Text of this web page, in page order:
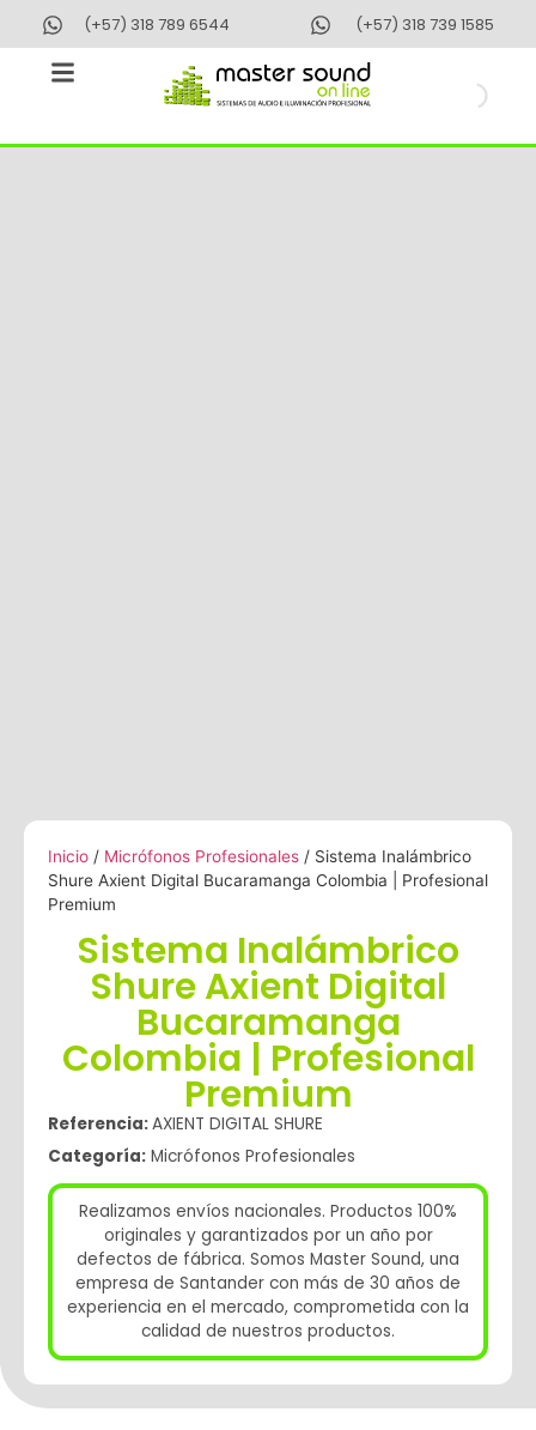
contenido
(+57) 318 789 6544 (+57) 318 739 1585
Inicio / Micrófonos Profesionales / Sistema Inalámbrico
Shure Axient Digital Bucaramanga Colombia | Profesional
Premium
Sistema Inalámbrico
Shure Axient Digital
Bucaramanga
Colombia | Profesional
Premium
Referencia:AXIENT DIGITAL SHURE
Categoría: Micrófonos Profesionales
Realizamos envíos nacionales. Productos 100%
originales y garantizados por un año por
defectos de fábrica. Somos Master Sound, una
empresa de Santander con más de 30 años de
experiencia en el mercado, comprometida con la
calidad de nuestros productos.